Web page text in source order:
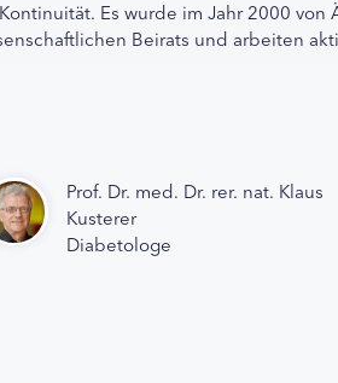
Es wurde im Jahr 2000
Beirats und arbeiten
Prof. Dr. med. Dr. rer. nat. Klaus
Kusterer
Diabetologe